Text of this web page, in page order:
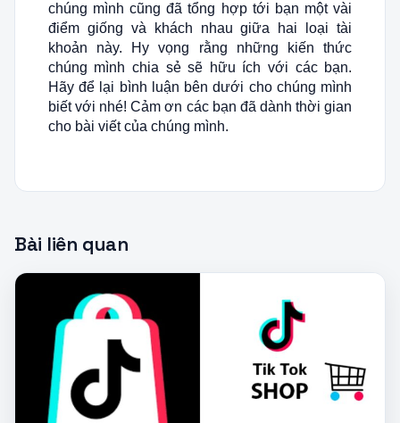
chúng mình cũng đã tổng hợp tới bạn một vài
điểm giống và khách nhau giữa hai loại tài
khoản này. Hy vọng rằng những kiến thức
chúng mình chia sẻ sẽ hữu ích với các bạn.
Hãy để lại bình luận bên dưới cho chúng mình
biết với nhé! Cảm ơn các bạn đã dành thời gian
cho bài viết của chúng mình.
Bài liên quan